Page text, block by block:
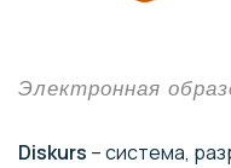
Электронная
Diskurs – система,